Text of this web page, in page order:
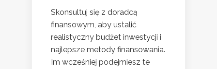
Skonsultuj się z doradcą
finansowym, aby ustalić
realistyczny budżet inwestycji i
najlepsze metody finansowania.
Im wcześniej podejmiesz te